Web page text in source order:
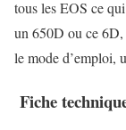
tous les EOS ce
un 650D ou ce 6D,
le mode d’emploi,
Fiche